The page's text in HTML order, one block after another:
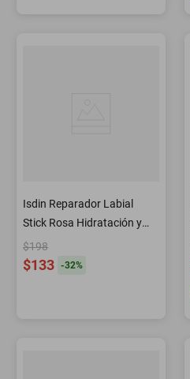
Isdin Reparador Labial
Stick Rosa Hidratación y
Color 4 g
$198
$133 -32%